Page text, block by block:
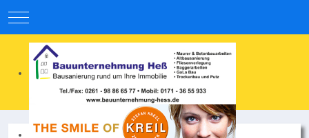
Mobile Menu Toggle